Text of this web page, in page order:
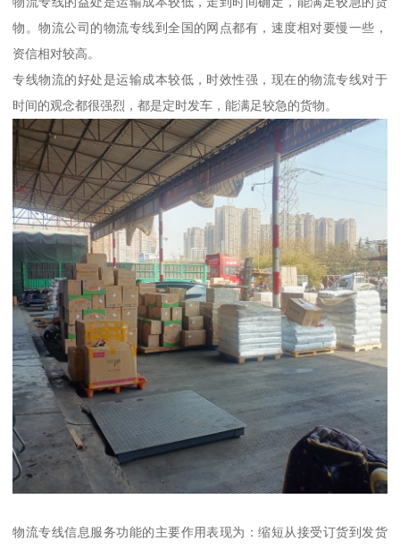
物。物流公司的物流专线到全国的网点都有，速度相对要慢一些，
资信相对较高。
专线物流的好处是运输成本较低，时效性强，现在的物流专线对于
时间的观念都很强烈，都是定时发车，能满足较急的货物。
物流专线信息服务功能的主要作用表现为：缩短从接受订货到发货